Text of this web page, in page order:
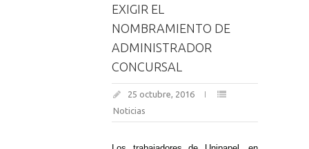
EXIGIR EL
NOMBRAMIENTO DE
ADMINISTRADOR
CONCURSAL
25 octubre, 2016
Noticias